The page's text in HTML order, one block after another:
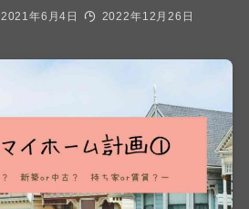
2021年6月4日 2022年12月26日